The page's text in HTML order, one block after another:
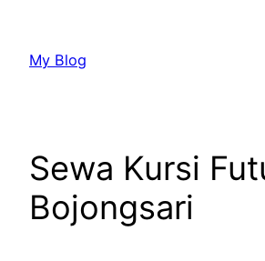
konten
My Blog
Sewa Kursi
Bojongsari